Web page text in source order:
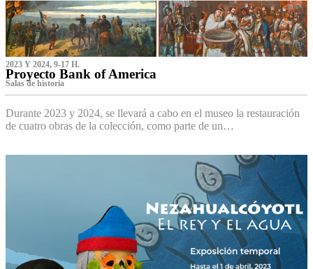
2023 Y 2024, 9-17 H.
Proyecto Bank of America
S‌alas de historia
Durante 2023 y 2024, se llevará a cabo en el museo la restauración
de cuatro obras de la colección, como parte de un…